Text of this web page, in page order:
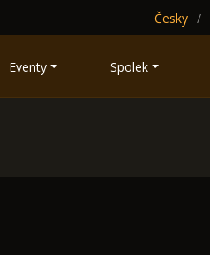
Česky
Eventy Spolek